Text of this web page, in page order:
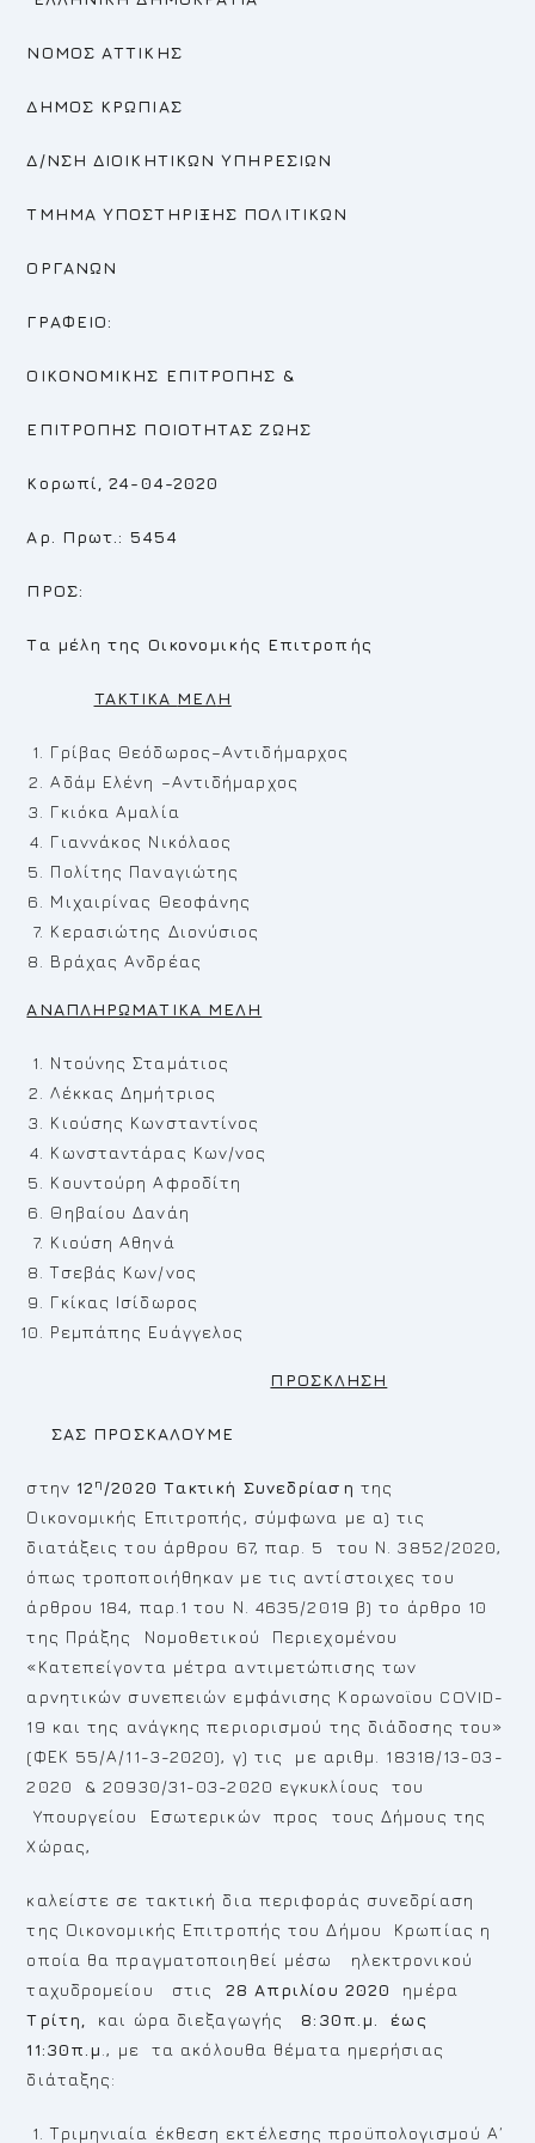
ΝΟΜΟΣ ΑΤΤΙΚΗΣ
ΔΗΜΟΣ ΚΡΩΠΙΑΣ
Δ/ΝΣΗ ΔΙΟΙΚΗΤΙΚΩΝ ΥΠΗΡΕΣΙΩΝ
ΤΜΗΜΑ ΥΠΟΣΤΗΡΙΞΗΣ ΠΟΛΙΤΙΚΩΝ
ΟΡΓΑΝΩΝ
ΓΡΑΦΕΙΟ:
ΟΙΚΟΝΟΜΙΚΗΣ ΕΠΙΤΡΟΠΗΣ &
ΕΠΙΤΡΟΠΗΣ ΠΟΙΟΤΗΤΑΣ ΖΩΗΣ
Κορωπί, 24-04-2020
Αρ. Πρωτ.: 5454
ΠΡΟΣ:
Τα μέλη της Οικονομικής Επιτροπής
TAKTIKA MEΛH
Γρίβας Θεόδωρος–Αντιδήμαρχος
Αδάμ Ελένη –Αντιδήμαρχος
Γκιόκα Αμαλία
Γιαννάκος Νικόλαος
Πολίτης Παναγιώτης
Μιχαιρίνας Θεοφάνης
Κερασιώτης Διονύσιος
Βράχας Ανδρέας
ΑΝΑΠΛΗΡΩΜΑΤΙΚΑ ΜΕΛΗ
Ντούνης Σταμάτιος
Λέκκας Δημήτριος
Κιούσης Κωνσταντίνος
Κωνσταντάρας Κων/νος
Κουντούρη Αφροδίτη
Θηβαίου Δανάη
Κιούση Αθηνά
Τσεβάς Κων/νος
Γκίκας Ισίδωρος
Ρεμπάπης Ευάγγελος
ΠΡΟΣΚΛΗΣΗ
ΣΑΣ ΠΡΟΣΚΑΛΟΥΜΕ
στην 12 η /2020 Τακτική Συνεδρίαση της
Οικονομικής Επιτροπής, σύμφωνα με α) τις
διατάξεις του άρθρου 67, παρ. 5 του Ν. 3852/2020,
όπως τροποποιήθηκαν με τις αντίστοιχες του
άρθρου 184, παρ.1 του Ν. 4635/2019 β) το άρθρο 10
της Πράξης Νομοθετικού Περιεχομένου
«Κατεπείγοντα μέτρα αντιμετώπισης των
αρνητικών συνεπειών εμφάνισης Κορωνοϊου COVID-
19 και της ανάγκης περιορισμού της διάδοσης του»
(ΦΕΚ 55/Α/11-3-2020), γ) τις με αριθμ. 18318/13-03-
2020 & 20930/31-03-2020 εγκυκλίους του
Υπουργείου Εσωτερικών προς τους Δήμους της
Χώρας,
καλείστε σε τακτική δια περιφοράς συνεδρίαση
της Οικονομικής Επιτροπής του Δήμου Κρωπίας η
οποία θα πραγματοποιηθεί μέσω ηλεκτρονικού
ταχυδρομείου στις 28 Απριλίου 2020 ημέρα
Τρίτη,
και ώρα διεξαγωγής 8:30π.μ. έως
11:30π.μ ., με τα ακόλουθα θέματα ημερήσιας
διάταξης:
Τριμηνιαία έκθεση εκτέλεσης προϋπολογισμού Α΄